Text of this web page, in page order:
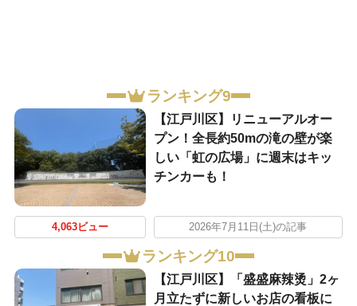
ランキング9
【江戸川区】リニューアルオー
プン！全長約50mの滝の壁が楽
しい「虹の広場」に週末はキッ
チンカーも！
4,063ビュー 2026年7月11日(土)の記事
ランキング10
【江戸川区】「盛盛麻辣烫」2ヶ
月立たずに新しいお店の看板に